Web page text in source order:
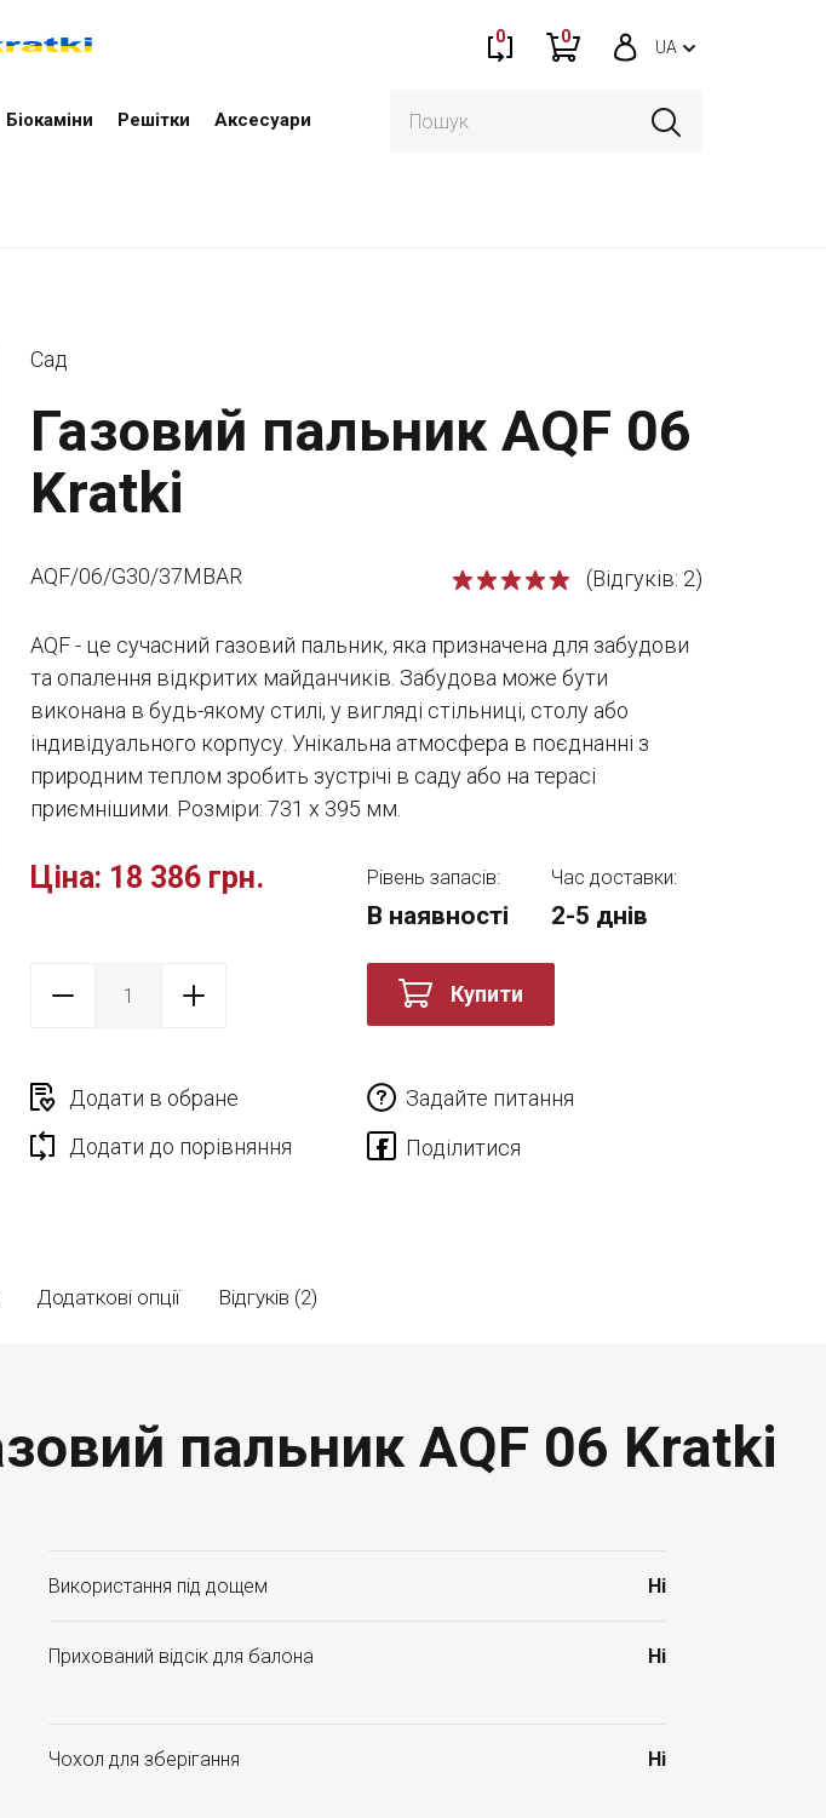
0 0
UA
Біокаміни Решітки Аксесуари
Cад
Газовий пальник AQF 06
Kratki
AQF/06/G30/37MBAR (Відгуків: 2)
АQF - це сучасний газовий пальник, яка призначена для забудови
та опалення відкритих майданчиків. Забудова може бути
виконана в будь-якому стилі, у вигляді стільниці, столу або
індивідуального корпусу. Унікальна атмосфера в поєднанні з
природним теплом зробить зустрічі в саду або на терасі
приємнішими. Розміри: 731 x 395 мм.
Ціна: 18 386 грн. Рівень запасів:
В наявності
Час доставки:
2-5 днів
Купити
Додати в обране
Задайте питання
Додати до порівняння
Додаткові опції Відгуків (2)
пальник AQF 06 Kratki
Використання під дощем Ні
Прихований відсік для балона Ні
Чохол для зберігання Ні